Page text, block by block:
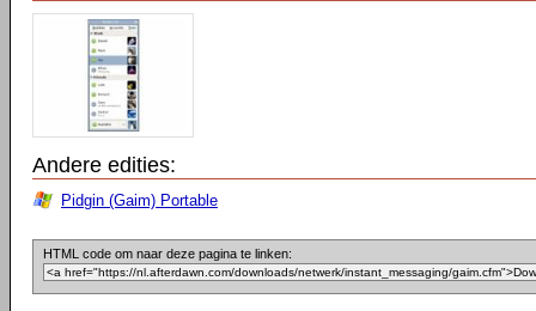
Andere edities:
Pidgin (Gaim) Portable
HTML code om naar deze pagina te linken: